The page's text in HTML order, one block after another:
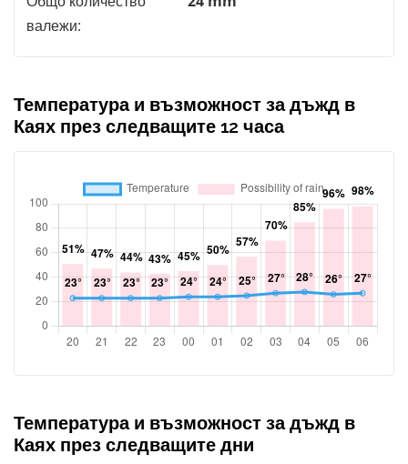
валежи:
Температура и възможност за дъжд в
Каях през следващите 12 часа
Температура и възможност за дъжд в
Каях през следващите дни